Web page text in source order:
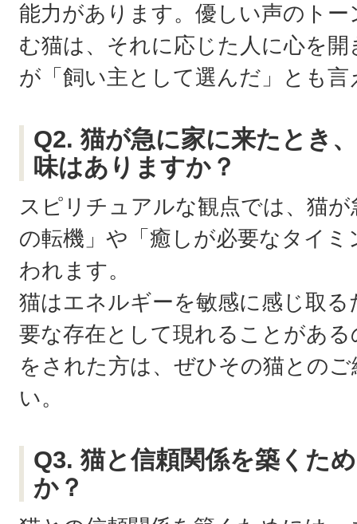
能力があります。優しい声のト
む猫は、それに応じた人に心を
が「飼い主として選んだ」とも言
Q2. 猫が急に家に来たとき
味はありますか？
スピリチュアルな観点では、猫
の転機」や「癒しが必要なタイ
われます。
猫はエネルギーを敏感に感じ取
要な存在として現れることがあ
をされた方は、ぜひその猫との
い。
Q3. 猫と信頼関係を築くた
か？